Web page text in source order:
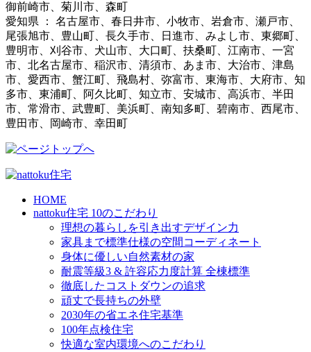
御前崎市、菊川市、森町
愛知県 ： 名古屋市、春日井市、小牧市、岩倉市、瀬戸市、
尾張旭市、豊山町、長久手市、日進市、みよし市、東郷町、
豊明市、刈谷市、犬山市、大口町、扶桑町、江南市、一宮
市、北名古屋市、稲沢市、清須市、あま市、大治市、津島
市、愛西市、蟹江町、飛島村、弥富市、東海市、大府市、知
多市、東浦町、阿久比町、知立市、安城市、高浜市、半田
市、常滑市、武豊町、美浜町、南知多町、碧南市、西尾市、
豊田市、岡崎市、幸田町
HOME
nattoku住宅 10のこだわり
理想の暮らしを引き出すデザイン力
家具まで標準仕様の空間コーディネート
身体に優しい自然素材の家
耐震等級3 & 許容応力度計算 全棟標準
徹底したコストダウンの追求
頑丈で長持ちの外壁
2030年の省エネ住宅基準
100年点検住宅
快適な室内環境へのこだわり